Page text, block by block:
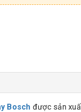
Bosch được sản